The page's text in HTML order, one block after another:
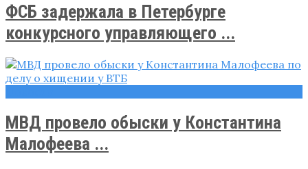
ФСБ задержала в Петербурге
конкурсного управляющего ...
МВД провело обыски у Константина
Малофеева ...